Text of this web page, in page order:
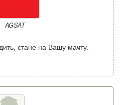
AGSAT
стане на Вашу мачту.